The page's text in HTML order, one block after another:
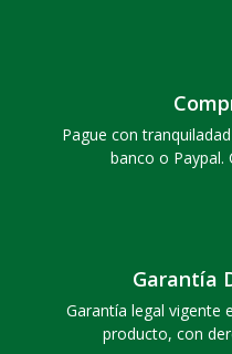
Pague con
banco o Paypal.
Garantía
Garantía legal vigente
producto, con